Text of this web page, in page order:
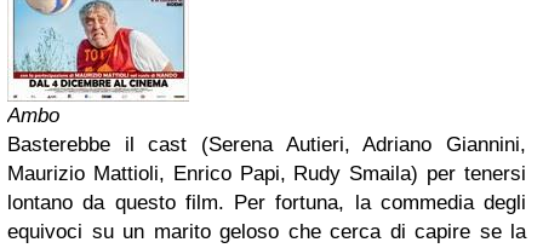
Ambo
Basterebbe il cast (Serena Autieri, Adriano Giannini,
Maurizio Mattioli, Enrico Papi, Rudy Smaila) per tenersi
lontano da questo film. Per fortuna, la commedia degli
equivoci su un marito geloso che cerca di capire se la